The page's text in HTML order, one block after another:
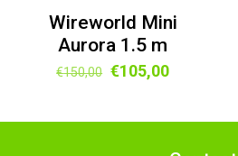
Wireworld Mini
Aurora 1.5 m
€150,00 Oorspronkelijke
€105,00Huidige